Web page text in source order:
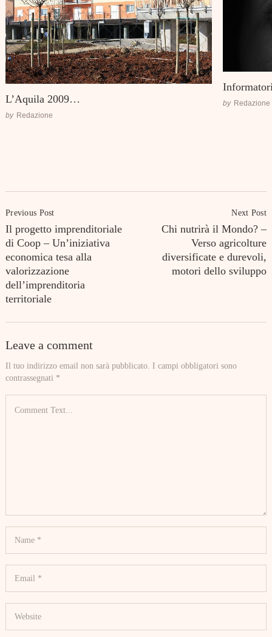
L’Aquila 2009…
by Redazione
by Redazione
Navigation
Previous Post
Il progetto imprenditoriale
di Coop – Un’iniziativa
economica tesa alla
valorizzazione
dell’imprenditoria
territoriale
Next Post
Chi nutrirà il Mondo? –
Verso agricolture
diversificate e durevoli,
motori dello sviluppo
Leave a comment
Il tuo indirizzo email non sarà pubblicato. I campi obbligatori sono
contrassegnati *